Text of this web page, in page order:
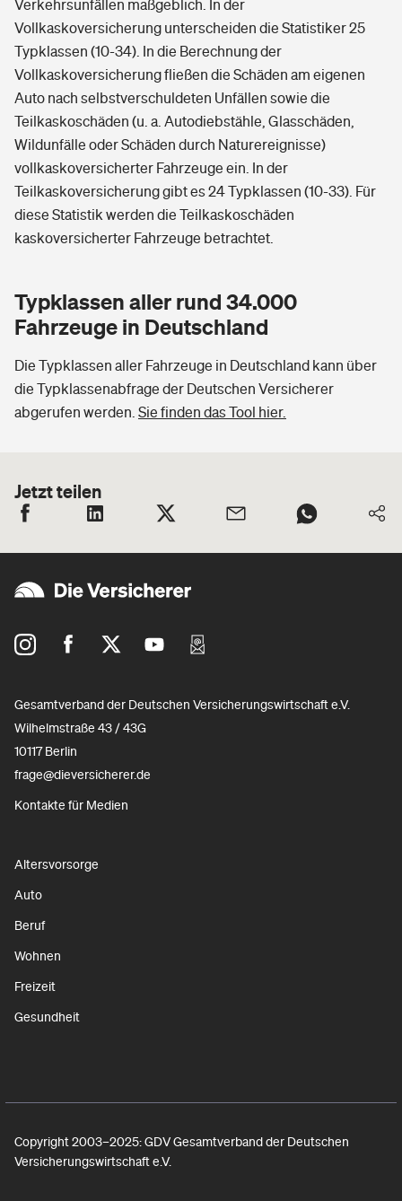
Verkehrsunfällen maßgeblich. In der
Vollkaskoversicherung unterscheiden die Statistiker 25
Typklassen (10-34). In die Berechnung der
Vollkaskoversicherung fließen die Schäden am eigenen
Auto nach selbstverschuldeten Unfällen sowie die
Teilkaskoschäden (u. a. Autodiebstähle, Glasschäden,
Wildunfälle oder Schäden durch Naturereignisse)
vollkaskoversicherter Fahrzeuge ein. In der
Teilkaskoversicherung gibt es 24 Typklassen (10-33). Für
diese Statistik werden die Teilkaskoschäden
kaskoversicherter Fahrzeuge betrachtet.
Typklassen aller rund 34.000
Fahrzeuge in Deutschland
Die Typklassen aller Fahrzeuge in Deutschland kann über
die Typklassenabfrage der Deutschen Versicherer
abgerufen werden. Sie finden das Tool hier.
Jetzt teilen
Gesamtverband der Deutschen Versicherungswirtschaft e.V.
Wilhelmstraße 43 / 43G
10117 Berlin
frage@dieversicherer.de
Kontakte für Medien
Altersvorsorge
Auto
Beruf
Wohnen
Freizeit
Gesundheit
Copyright 2003–2025: GDV Gesamtverband der Deutschen
Versicherungswirtschaft e.V.